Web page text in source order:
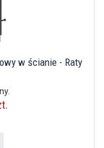
w ścianie - Raty